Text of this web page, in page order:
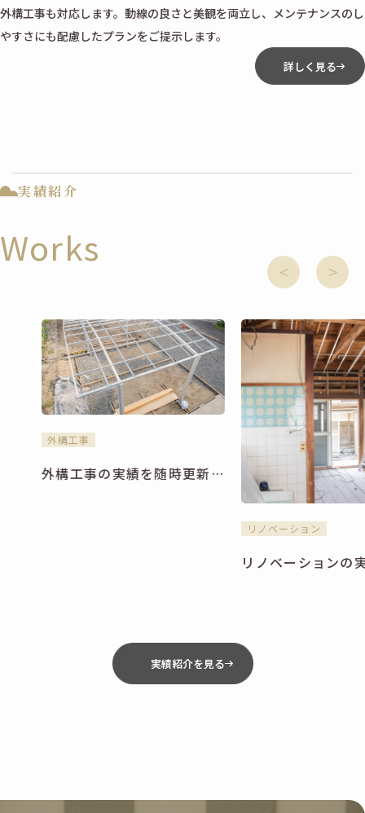
外構工事も対応します。動線の良さと美観を両立し、メンテナンスのし
やすさにも配慮したプランをご提示します。
詳しく見る
実績紹介
Works
外構工事
外構工事の実績を随時更新していきます。
リノベーション
実績紹介を見る